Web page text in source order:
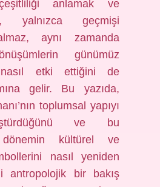
anlamak ve
yalnızca geçmişi
aynı zamanda
günümüz
nasıl etki ettiğini de
gelir. Bu yazıda,
toplumsal yapıyı
ve bu
dönemin kültürel ve
nasıl yeniden
antropolojik bir bakış